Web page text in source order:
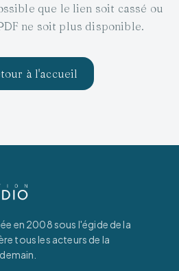
que le lien soit cassé ou
ne soit plus disponible.
à l'accueil
en 2008 sous l'égide de la
tous les acteurs de la